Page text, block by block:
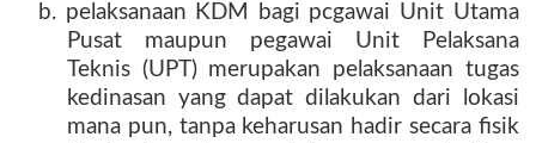
b. pelaksanaan KDM bagi pcgawai Unit Utama
Pusat maupun pegawai Unit Pelaksana
Teknis (UPT) merupakan pelaksanaan tugas
kedinasan yang dapat dilakukan dari lokasi
mana pun, tanpa keharusan hadir secara fisik